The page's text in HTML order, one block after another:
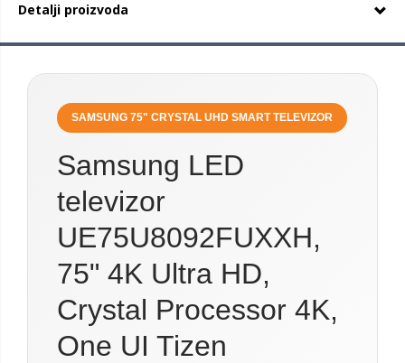
Detalji proizvoda
SAMSUNG 75" CRYSTAL UHD SMART TELEVIZOR
Samsung LED
televizor
UE75U8092FUXXH,
75" 4K Ultra HD,
Crystal Processor 4K,
One UI Tizen